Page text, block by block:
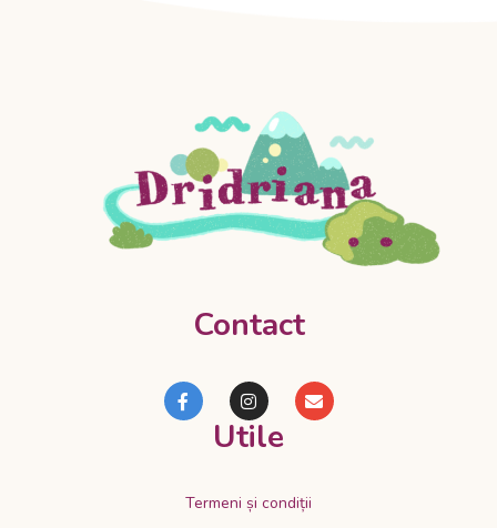
Contact
Utile
Termeni și condiții